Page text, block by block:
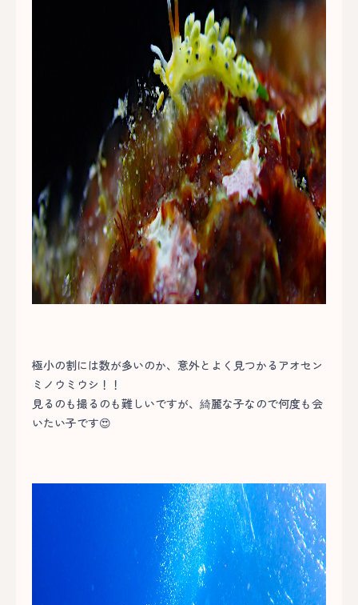
極小の割には数が多いのか、意外とよく見つかるアオセン
ミノウミウシ！！
見るのも撮るのも難しいですが、綺麗な子なので何度も会
いたい子です😍